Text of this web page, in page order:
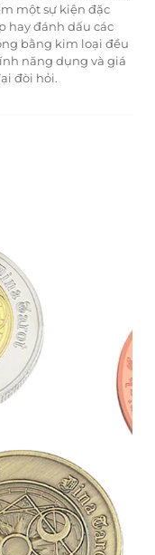
một sự kiện đặc
hay đánh dấu các
bằng kim loại đều
năng dụng và giá
đòi hỏi.